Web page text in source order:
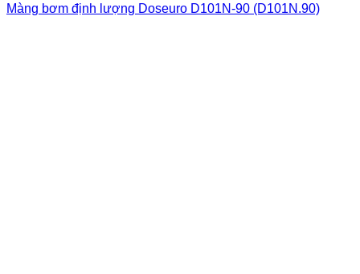
Màng bơm định lượng Doseuro D101N-90 (D101N.90)